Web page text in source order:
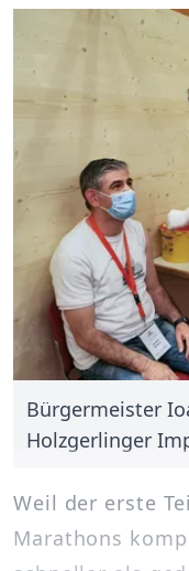
Bürgermeister
Holzgerlinger
Weil der erste
Marathons